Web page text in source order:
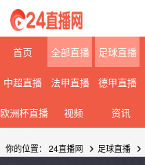
首页 全部直播 足球直播
中超直播 法甲直播 德甲直播
欧洲杯直播 视频 资讯
你的位置： 24直播网 足球直播